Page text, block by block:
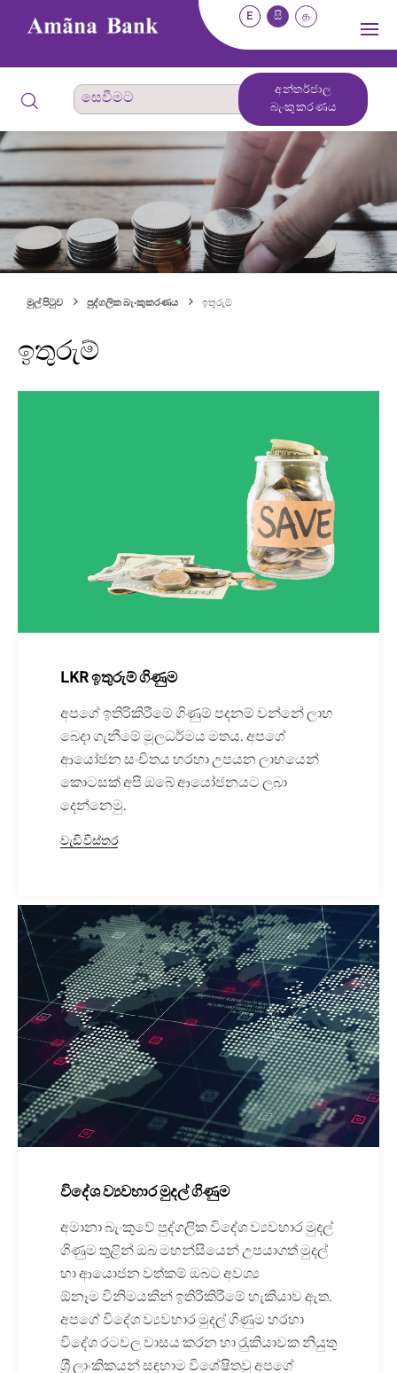
E සි த
අන්තර්ජාල
බැංකුකරණය
මුල් පිටුව පුද්ගලික බැංකුකරණය ඉතුරුම්
ඉතුරුම්
LKR ඉතුරුම් ගිණුම
අපගේ ඉතිරිකිරීමේ ගිණුම් පදනම් වන්නේ ලාභ
බෙදා ගැනීමේ මූලධර්මය මතය. අපගේ
ආයෝජන සංචිතය හරහා උපයන ලාභයෙන්
කොටසක් අපි ඔබේ ආයෝජනයට ලබා
දෙන්නෙමු.
වැඩි විස්තර
විදේශ ව්‍යවහාර මුදල් ගිණුම
අමානා බැංකුවේ පුද්ගලික විදේශ ව්‍යවහාර මුදල්
ගිණුම තුළින් ඔබ මහන්සියෙන් උපයාගත් මුදල්
හා ආයොජන වත්කම් ඔබට අවශ්‍ය
ඕනෑම විනිමයකින් ඉතිරිකිරීමේ හැකියාව ඇත.
අපගේ විදේශ ව්‍යවහාර මුදල් ගිණුම හරහා
විදේශ රටවල වාසය කරන හා රැුකියාවක නියුතු
ශ‍්‍රී ලාංකිකයන් සඳහාම විශේෂිතවු අපගේ